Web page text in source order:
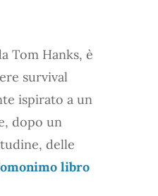
Tom Hanks, è
survival
ispirato a un
dopo un
delle
omonimo libro